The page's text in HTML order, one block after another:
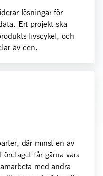
lösningar för
Ert projekt ska
livscykel, och
av den.
där minst en av
får gärna vara
med andra